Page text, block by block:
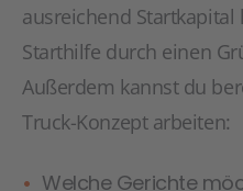
ausreichend
Starthilfe durch einen
Außerdem kannst du
Truck-Konzept arbeiten:
Welche Gerichte